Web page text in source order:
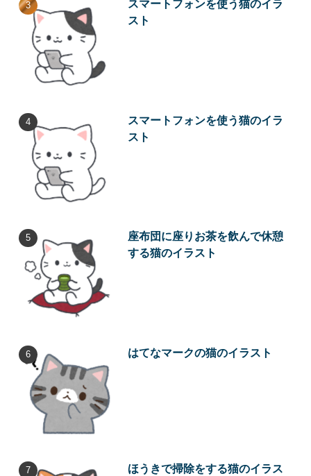
スマートフォンを使う猫のイラ
スト
スマートフォンを使う猫のイラ
スト
座布団に座りお茶を飲んで休憩
する猫のイラスト
はてなマークの猫のイラスト
ほうきで掃除をする猫のイラス